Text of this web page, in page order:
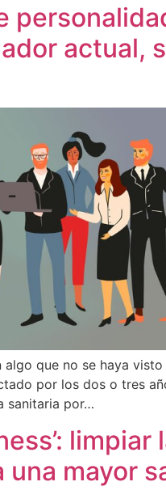
actual,
algo que no se haya visto
por los dos o tres
sanitaria por…
limpiar
una mayor